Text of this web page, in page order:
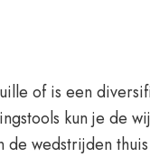
of is een
kun je de
wedstrijden